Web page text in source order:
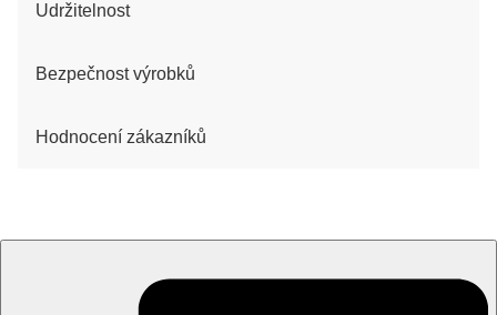
Udržitelnost
Bezpečnost výrobků
Hodnocení zákazníků